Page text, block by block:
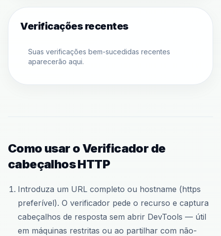
Verificações recentes
Suas verificações bem-sucedidas recentes
aparecerão aqui.
Como usar o Verificador de
cabeçalhos HTTP
Introduza um URL completo ou hostname (https
preferível). O verificador pede o recurso e captura
cabeçalhos de resposta sem abrir DevTools — útil
em máquinas restritas ou ao partilhar com não-